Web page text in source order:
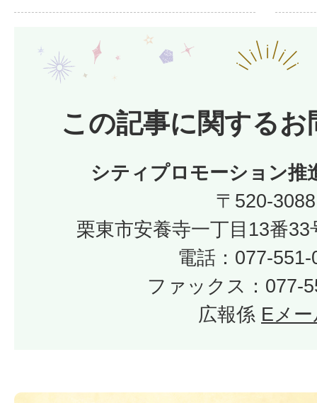
この記事に関するお
シティプロモーション推
〒520-3088
栗東市安養寺一丁目13番
電話：077-551-
ファックス：077-
広報係 Eメ